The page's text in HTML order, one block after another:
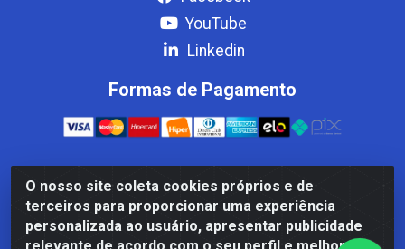
O nosso site coleta cookies próprios e de
terceiros para proporcionar uma experiência
personalizada ao usuário, apresentar publicidade
YouTube
Linkedin
Formas de Pagamento
Casa Cardão LTDA - Av. Amaral Peixoto, 910 - Afonso
ArinosCom, Levy Gasparian/RJ - CEP 25.875-000 - CNPJ
32.287.542/0001-83